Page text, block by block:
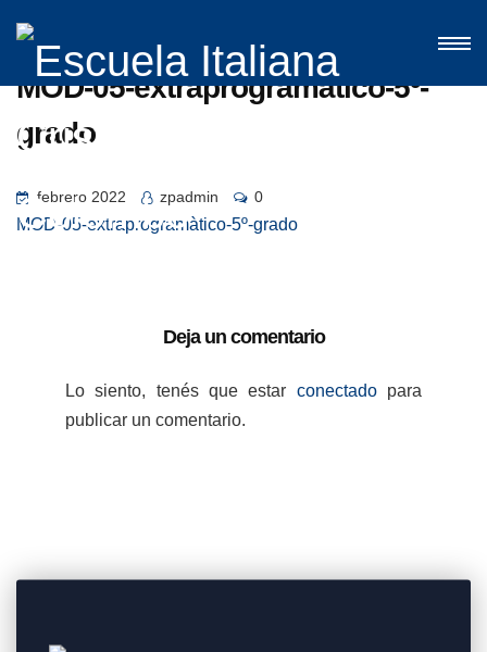
MOD-05-extraprogramàtico-5º-
grado
febrero 2022 zpadmin 0
MOD-05-extraprogramàtico-5º-grado
Deja un comentario
Lo siento, tenés que estar conectadopara
publicar un comentario.